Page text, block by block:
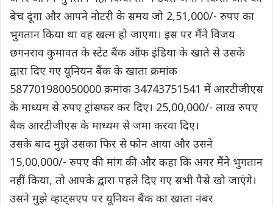
बेच दूंगा और आपने नोटरी के समय जो 2,51,000/- रुपए का
भुगतान किया था वह खत्म हो जाएगा। इस पर मैंने विजय
छगनराव कुमावत के स्टेट बैंक ऑफ इंडिया के खाते से उसके
द्वारा दिए गए यूनियन बैंक के खाता क्रमांक
587701980050000 क्रमांक 34743751541 में आरटीजीएस
के माध्यम से रुपए ट्रांसफर कर दिए। 25,00,000/- लाख रुपए
बैक आरटीजीएस के माध्यम से जमा करवा दिए।
उसके बाद मुझे उसका फिर से फोन आया और उसने
15,00,000/- रुपए की मांग की और कहा कि अगर मैंने भुगतान
नहीं किया, तो आपके द्वारा पहले दिए गए सभी पैसे खो जाएंगे।
उसने मुझे व्हाट्सएप पर यूनियन बैंक का खाता नंबर